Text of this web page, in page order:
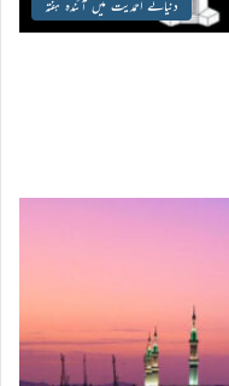
دنیائے احمدیت میں آئندہ ہفتہ